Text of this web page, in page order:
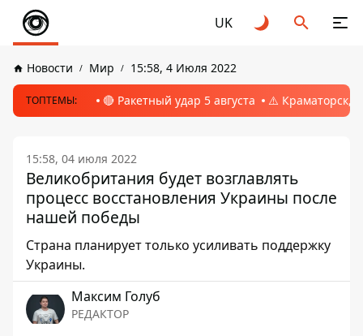
UK
Новости Мир 15:58, 4 Июля 2022
ТОПТЕМЫ: 🔴 Ракетный удар 5 августа ⚠️ Краматорск,
15:58, 04 июля 2022
Великобритания будет возглавлять
процесс восстановления Украины после
нашей победы
Страна планирует только усиливать поддержку
Украины.
Максим Голуб
РЕДАКТОР